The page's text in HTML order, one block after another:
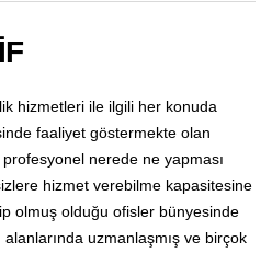
hizmetleri ile ilgili her konuda
faaliyet göstermekte olan
nerede ne yapması
hizmet verebilme kapasitesine
olmuş olduğu ofisler bünyesinde
uzmanlaşmış ve birçok